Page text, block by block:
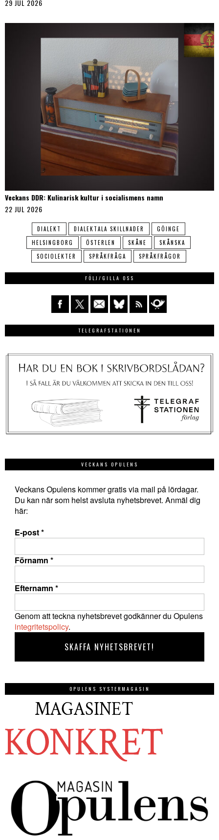
29 JUL 2026
Veckans DDR: Kulinarisk kultur i socialismens namn
22 JUL 2026
DIALEKT DIALEKTALA SKILLNADER
GÖINGE
HELSINGBORG
ÖSTERLEN SKÅNE
SKÅNSKA
SOCIOLEKTER
SPRÅKFRÅGA SPRÅKFRÅGOR
FÖLJ/GILLA OSS
TELEGRAFSTATIONEN
VECKANS OPULENS
Veckans Opulens kommer gratis via mail på lördagar.
Du kan när som helst avsluta nyhetsbrevet. Anmäl dig
här:
E-post*
Förnamn *
Efternamn *
Genom att teckna nyhetsbrevet godkänner du Opulens
integritetspolicy.
OPULENS SYSTERMAGASIN